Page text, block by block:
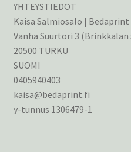
YHTEYSTIEDOT
Kaisa Salmiosalo | Bedaprint
Vanha Suurtori 3 (Brinkkalan
20500 TURKU
SUOMI
0405940403
kaisa@bedaprint.fi
y-tunnus 1306479-1